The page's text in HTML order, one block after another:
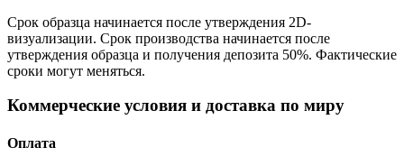
Срок образца начинается после утверждения 2D-
визуализации. Срок производства начинается после
утверждения образца и получения депозита 50%. Фактические
сроки могут меняться.
Коммерческие условия и доставка по миру
Оплата